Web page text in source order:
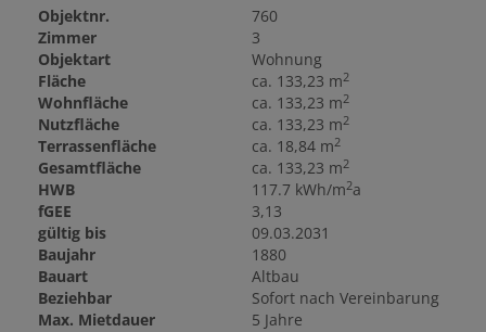
Objektnr.
760
Zimmer
3
Objektart
Wohnung
Fläche
ca. 133,23 m2
Wohnfläche ca. 133,23 m2
Nutzfläche ca. 133,23 m2
Terrassenfläche ca. 18,84 m2
Gesamtfläche ca. 133,23 m2
HWB 117.7 kWh/m2a
fGEE
3,13
gültig bis
09.03.2031
Baujahr
1880
Bauart
Altbau
Beziehbar
Sofort nach Vereinbarung
Max. Mietdauer
5 Jahre